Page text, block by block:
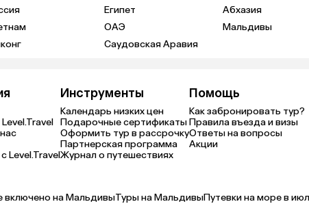
Египет
Абхазия
ОАЭ
Мальдивы
Саудовская Аравия
Level.Travel
Инструменты
Календарь низких цен
Подарочные сертификаты
Оформить тур в рассрочку
Партнерская программа
Журнал о путешествиях
Помощь
Как забронировать тур?
Правила въезда и визы
Ответы на вопросы
Акции
включено на МальдивыТуры на МальдивыПутевки на море в